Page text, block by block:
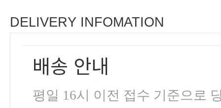
DELIVERY INFOMATION
배송 안내
평일 16시 이전 접수 기준으로